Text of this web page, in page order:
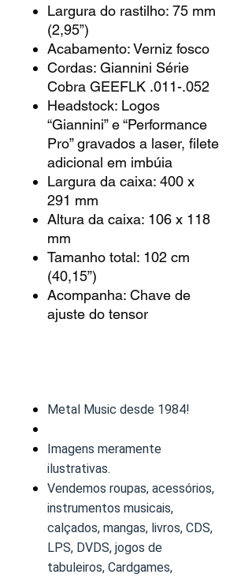
Largura do rastilho: 75 mm
(2,95”)
Acabamento: Verniz fosco
Cordas: Giannini Série
Cobra GEEFLK .011-.052
Headstock: Logos
“Giannini” e “Performance
Pro” gravados a laser, filete
adicional em imbúia
Largura da caixa: 400 x
291 mm
Altura da caixa: 106 x 118
mm
Tamanho total: 102 cm
(40,15”)
Acompanha: Chave de
ajuste do tensor
Metal Music desde 1984!
Imagens meramente
ilustrativas.
Vendemos roupas, acessórios,
instrumentos musicais,
calçados, mangas, livros, CDS,
LPS, DVDS, jogos de
tabuleiros, Cardgames,